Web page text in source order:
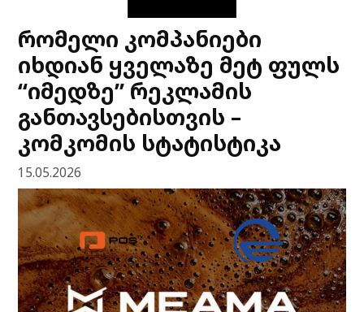
რომელი კომპანიები
იხდიან ყველაზე მეტ ფულს
“იმედზე” რეკლამის
განთავსებისთვის –
კომკომის სტატისტიკა
15.05.2026